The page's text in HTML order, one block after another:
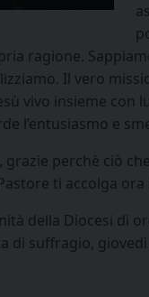
ragione.
Il vero
vivo insieme
l’entusiasmo e
grazie perchè ciò
ti accolga
della Diocesi di
di suffragio, giovedì